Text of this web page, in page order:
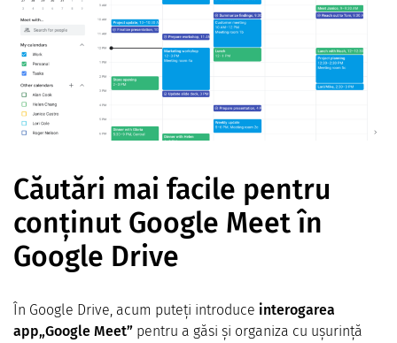
Căutări mai facile pentru
conținut Google Meet în
Google Drive
În Google Drive, acum puteți introduce interogarea
app„Google Meet” pentru a găsi și organiza cu ușurință